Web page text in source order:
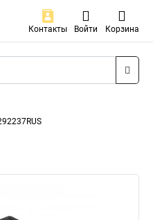
Контакты Войти Корзина